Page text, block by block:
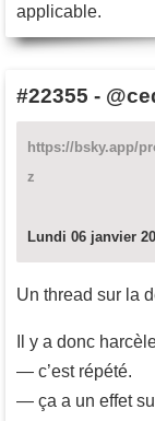
applicable.
#22355 -
https://bsky.app/
z
Lundi 06 janvier
Un thread sur la
Il y a donc
— c’est répété.
— ça a un effet